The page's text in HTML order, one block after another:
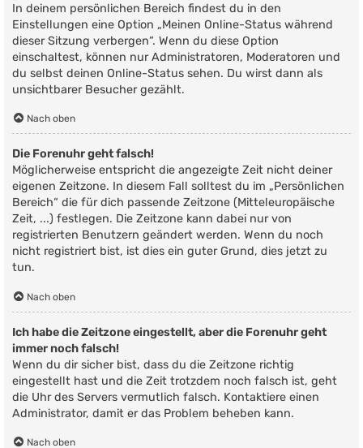
In deinem persönlichen Bereich findest du in den
Einstellungen eine Option „Meinen Online-Status während
dieser Sitzung verbergen“. Wenn du diese Option
einschaltest, können nur Administratoren, Moderatoren und
du selbst deinen Online-Status sehen. Du wirst dann als
unsichtbarer Besucher gezählt.
Nach oben
Die Forenuhr geht falsch!
Möglicherweise entspricht die angezeigte Zeit nicht deiner
eigenen Zeitzone. In diesem Fall solltest du im „Persönlichen
Bereich“ die für dich passende Zeitzone (Mitteleuropäische
Zeit, ...) festlegen. Die Zeitzone kann dabei nur von
registrierten Benutzern geändert werden. Wenn du noch
nicht registriert bist, ist dies ein guter Grund, dies jetzt zu
tun.
Nach oben
Ich habe die Zeitzone eingestellt, aber die Forenuhr geht
immer noch falsch!
Wenn du dir sicher bist, dass du die Zeitzone richtig
eingestellt hast und die Zeit trotzdem noch falsch ist, geht
die Uhr des Servers vermutlich falsch. Kontaktiere einen
Administrator, damit er das Problem beheben kann.
Nach oben